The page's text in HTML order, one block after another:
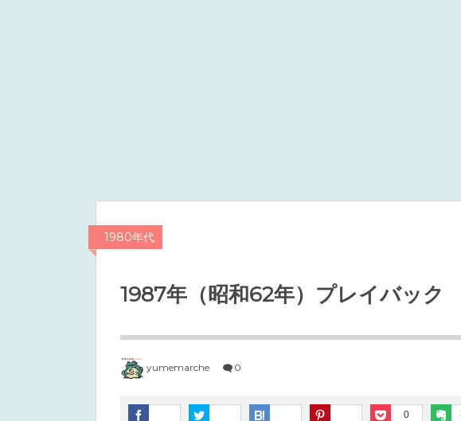
1980年代
1987年（昭和62年）プレイバック
yumemarche 0
0